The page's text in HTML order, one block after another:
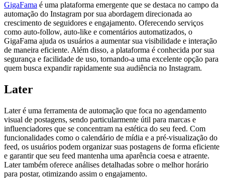
GigaFama é uma plataforma emergente que se destaca no campo da
automação do Instagram por sua abordagem direcionada ao
crescimento de seguidores e engajamento. Oferecendo serviços
como auto-follow, auto-like e comentários automatizados, o
GigaFama ajuda os usuários a aumentar sua visibilidade e interação
de maneira eficiente. Além disso, a plataforma é conhecida por sua
segurança e facilidade de uso, tornando-a uma excelente opção para
quem busca expandir rapidamente sua audiência no Instagram.
Later
Later é uma ferramenta de automação que foca no agendamento
visual de postagens, sendo particularmente útil para marcas e
influenciadores que se concentram na estética do seu feed. Com
funcionalidades como o calendário de mídia e a pré-visualização do
feed, os usuários podem organizar suas postagens de forma eficiente
e garantir que seu feed mantenha uma aparência coesa e atraente.
Later também oferece análises detalhadas sobre o melhor horário
para postar, otimizando assim o engajamento.